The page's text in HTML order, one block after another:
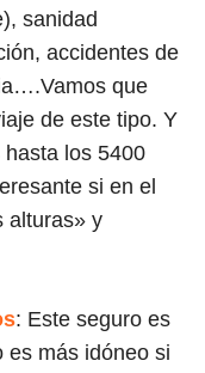
sanidad
accidentes de
que
de este tipo. Y
los 5400
si en el
alturas» y
: Este seguro es
es más idóneo si